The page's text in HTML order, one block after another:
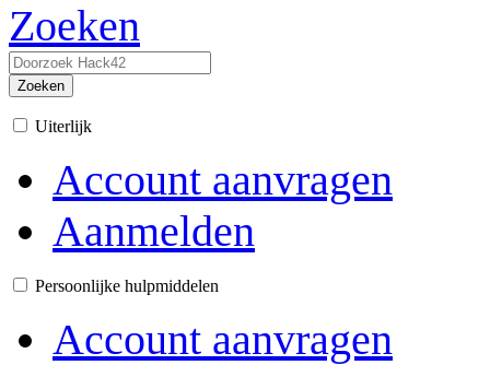
Zoeken
Zoeken
Uiterlijk
Account aanvragen
Aanmelden
Persoonlijke hulpmiddelen
Account aanvragen